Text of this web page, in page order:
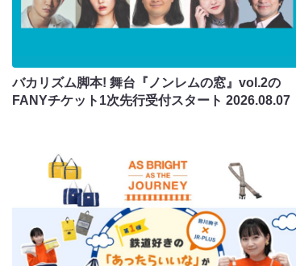
バカリズム脚本! 舞台『ノンレムの窓』vol.2の
FANYチケット1次先行受付スタート2026.08.07